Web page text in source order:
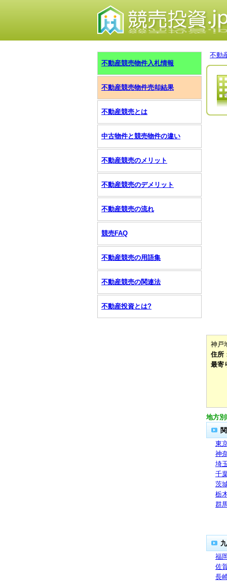
不動
神戸
住所
最寄
地方
東
神
埼
千
茨
栃
群
福
佐
長
不動産競売物件入札情報
不動産競売物件売却結果
不動産競売とは
中古物件と競売物件の違い
不動産競売のメリット
不動産競売のデメリット
不動産競売の流れ
競売FAQ
不動産競売の用語集
不動産競売の関連法
不動産投資とは?